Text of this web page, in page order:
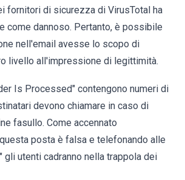
fornitori di sicurezza di VirusTotal ha
come dannoso. Pertanto, è possibile
nell'email avesse lo scopo di
livello all'impressione di legittimità.
Is Processed" contengono numeri di
devono chiamare in caso di
fasullo. Come accennato
posta è falsa e telefonando alle
gli utenti cadranno nella trappola dei